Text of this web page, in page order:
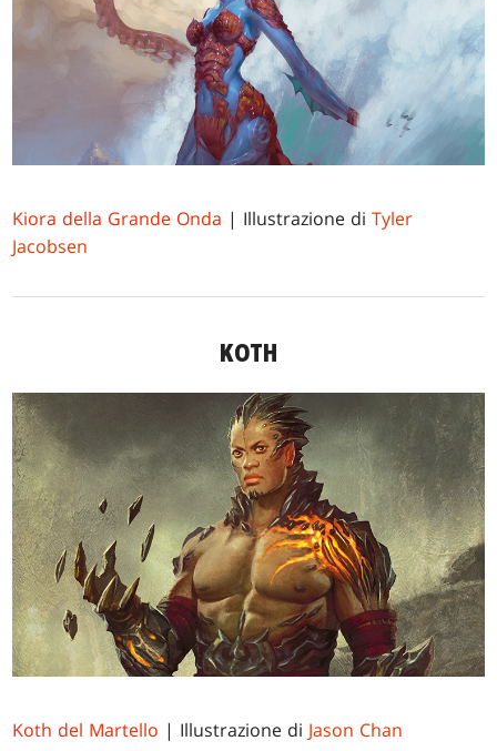
Kiora della Grande Onda | Illustrazione diTyler
Jacobsen
KOTH
Koth del Martello | Illustrazione di Jason Chan